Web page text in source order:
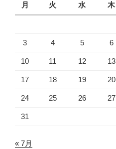
月
火 水 木
3 4 5 6
10 11 12 13
17 18 19 20
24 25 26 27
31
« 7月